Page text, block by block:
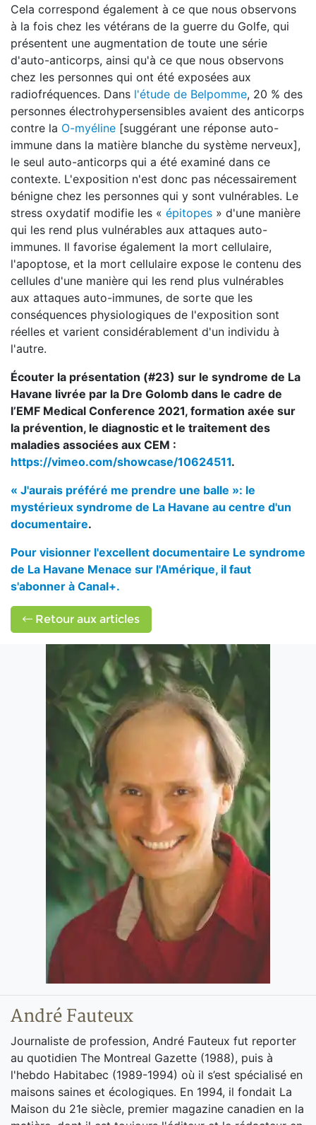
Cela correspond également à ce que nous observons
à la fois chez les vétérans de la guerre du Golfe, qui
présentent une augmentation de toute une série
d'auto-anticorps, ainsi qu'à ce que nous observons
chez les personnes qui ont été exposées aux
radiofréquences. Dans l'étude de Belpomme, 20 % des
personnes électrohypersensibles avaient des anticorps
contre la O-myéline [suggérant une réponse auto-
immune dans la matière blanche du système nerveux],
le seul auto-anticorps qui a été examiné dans ce
contexte. L'exposition n'est donc pas nécessairement
bénigne chez les personnes qui y sont vulnérables. Le
stress oxydatif modifie les « épitopes » d'une manière
qui les rend plus vulnérables aux attaques auto-
immunes. Il favorise également la mort cellulaire,
l'apoptose, et la mort cellulaire expose le contenu des
cellules d'une manière qui les rend plus vulnérables
aux attaques auto-immunes, de sorte que les
conséquences physiologiques de l'exposition sont
réelles et varient considérablement d'un individu à
l'autre.
Écouter la présentation (#23) sur le syndrome de La
Havane livrée par la Dre Golomb dans le cadre de
l’EMF Medical Conference 2021, formation axée sur
la prévention, le diagnostic et le traitement des
maladies associées aux CEM :
https://vimeo.com/showcase/10624511.
« J'aurais préféré me prendre une balle »: le
mystérieux syndrome de La Havane au centre d'un
documentaire.
Pour visionner l'excellent documentaire Le syndrome
de La Havane Menace sur l'Amérique, il faut
s'abonner à Canal+.
Retour aux articles
André Fauteux
Journaliste de profession, André Fauteux fut reporter
au quotidien The Montreal Gazette (1988), puis à
l'hebdo Habitabec (1989-1994) où il s’est spécialisé en
maisons saines et écologiques. En 1994, il fondait La
Maison du 21e siècle, premier magazine canadien en la